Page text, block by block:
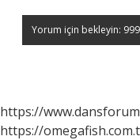
https://
https://